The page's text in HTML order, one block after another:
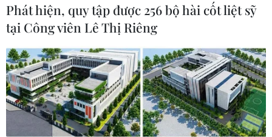
Phát hiện, quy tập được 256 bộ hài cốt liệt sỹ
tại Công viên Lê Thị Riêng